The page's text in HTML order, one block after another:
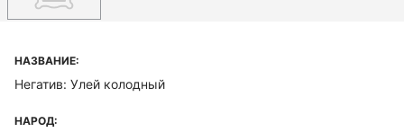
НАЗВАНИЕ:
Негатив: Улей колодный
НАРОД: